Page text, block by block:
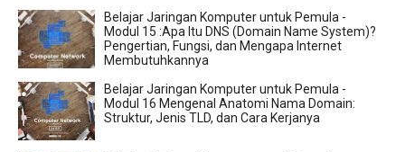
Belajar Jaringan Komputer untuk Pemula -
Modul 15 :Apa Itu DNS (Domain Name System)?
Pengertian, Fungsi, dan Mengapa Internet
Membutuhkannya
Belajar Jaringan Komputer untuk Pemula -
Modul 16 Mengenal Anatomi Nama Domain:
Struktur, Jenis TLD, dan Cara Kerjanya